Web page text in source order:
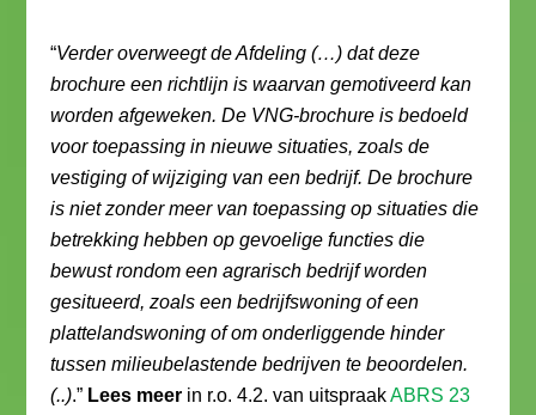
“Verder overweegt de Afdeling (…) dat deze
brochure een richtlijn is waarvan gemotiveerd kan
worden afgeweken. De VNG-brochure is bedoeld
voor toepassing in nieuwe situaties, zoals de
vestiging of wijziging van een bedrijf. De brochure
is niet zonder meer van toepassing op situaties die
betrekking hebben op gevoelige functies die
bewust rondom een agrarisch bedrijf worden
gesitueerd, zoals een bedrijfswoning of een
plattelandswoning of om onderliggende hinder
tussen milieubelastende bedrijven te beoordelen.
(..).” Lees meer in r.o. 4.2. van uitspraakABRS 23